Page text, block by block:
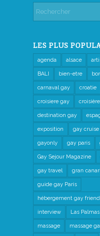
LES PLUS
agenda alsace
BALI bien-etre
carnaval gay croatie
croisiere gay
destination gay
exposition gay cruise
gayonly gay paris
Gay Sejour Magazine
gay travel gran
guide gay Paris
hébergement gay
interview Las Palmas
massage massage